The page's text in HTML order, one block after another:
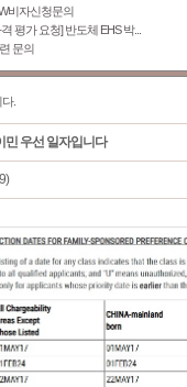
비자신청문의
평가 요청] 반도체 EHS 박...
문의
.
민 우선 일자입니다